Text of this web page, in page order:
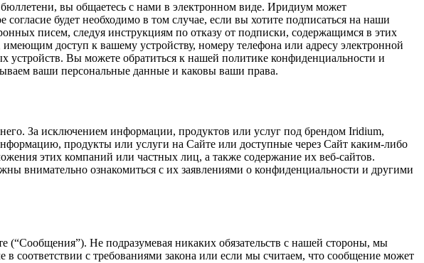
вы общаетесь с нами в электронном виде. Иридиум может
будет необходимо в том случае, если вы хотите подписаться на наши
писем, следуя инструкциям по отказу от подписки, содержащимся в этих
доступ к вашему устройству, номеру телефона или адресу электронной
устройств. Вы можете обратиться к нашей политике конфиденциальности и
ваши персональные данные и каковы ваши права.
За исключением информации, продуктов или услуг под брендом Iridium,
продукты или услуги на Сайте или доступные через Сайт каким-либо
этих компаний или частных лиц, а также содержание их веб-сайтов.
внимательно ознакомиться с их заявлениями о конфиденциальности и другими
(“Сообщения”). Не подразумевая никаких обязательств с нашей стороны, мы
соответствии с требованиями закона или если мы считаем, что сообщение может